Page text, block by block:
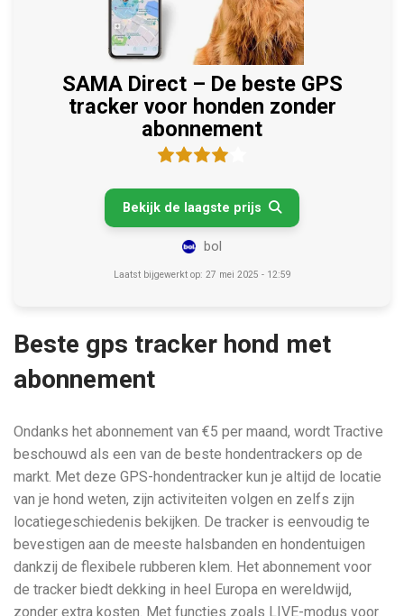
SAMA Direct – De beste GPS
tracker voor honden zonder
abonnement
Bekijk de laagste prijs 
bol
Laatst bijgewerkt op: 27 mei 2025 - 12:59
Beste gps tracker hond met
abonnement
Ondanks het abonnement van €5 per maand, wordt Tractive
beschouwd als een van de beste hondentrackers op de
markt. Met deze GPS-hondentracker kun je altijd de locatie
van je hond weten, zijn activiteiten volgen en zelfs zijn
locatiegeschiedenis bekijken. De tracker is eenvoudig te
bevestigen aan de meeste halsbanden en hondentuigen
dankzij de flexibele rubberen klem. Het abonnement voor
de tracker biedt dekking in heel Europa en wereldwijd,
zonder extra kosten. Met functies zoals LIVE-modus voor